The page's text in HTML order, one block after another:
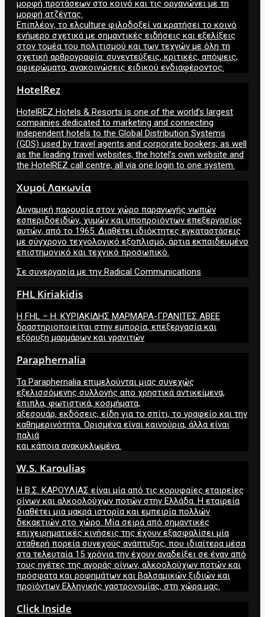
μορφή προτάσεων στο κοινό και τις οργανώνει με τη
μορφή ατζέντας.
Επιπλέον, το ελculture φιλοδοξεί να κρατήσει το κοινό
ενήμερο σχετικά με σημαντικές ειδήσεις και εξελίξεις
στον τομέα του πολιτισμού και των τεχνών με όλη τη
σχετική αρθρογραφία: συνεντεύξεις, κριτικές, απόψεις,
αφιερώματα, ανακοινώσεις ειδικού ενδιαφέροντος.
HotelRez
HotelREZ Hotels & Resorts is one of the world’s largest
companies dedicated to marketing and connecting
independent hotels to the Global Distribution Systems
(GDS) used by travel agents and corporate bookers; as well
as the leading travel websites, the hotel’s own website and
the HotelREZ call centre, all via one login to one system.
Χυμοί Λακωνία
Δυναμική παρουσία στον χώρο παραγωγής νωπών
εσπεριδοειδών, χυμών και υποπροϊόντων επεξεργασίας
αυτών, από το 1965. Διαθέτει ιδιόκτητες εγκαταστάσεις
με σύγχρονο τεχνολογικό εξοπλισμό, άρτια εκπαιδευμένο
επιστημονικό και τεχνικό προσωπικό.
Σε συνεργασία με την Radical Communications
FHL Kiriakidis
Η FHL – Η. ΚΥΡΙΑΚΙΔΗΣ ΜΑΡΜΑΡΑ-ΓΡΑΝΙΤΕΣ ΑΒΕΕ
δραστηριοποιείται στην εμπορία, επεξεργασία και
εξόρυξη μαρμάρων και γρανιτών
Paraphernalia
Τα Paraphernalia επιμελούνται μιας συνεχώς
εξελισσόμενης συλλογής απο χρηστικά αντικείμενα,
έπιπλα, φωτιστικά, κοσμήματα,
αξεσουάρ, εκδόσεις, είδη για το σπίτι, το γραφείο και την
καθημερινότητα. Ορισμένα είναι καινούρια, άλλα είναι
παλιά
και κάποια ανακυκλωμένα.
W.S. Karoulias
Η Β.Σ. ΚΑΡΟΥΛΙΑΣ είναι μία από τις κορυφαίες εταιρείες
οίνων και αλκοολούχων ποτών στην Ελλάδα. Η εταιρεία
διαθέτει μια μακρά ιστορία και εμπειρία πολλών
δεκαετιών στο χώρο. Μία σειρά από σημαντικές
επιχειρηματικές κινήσεις της έχουν εξασφαλίσει μία
σταθερή πορεία συνεχούς ανάπτυξης, που ιδιαίτερα μέσα
στα τελευταία 15 χρόνια την έχουν αναδείξει σε έναν από
τους ηγέτες της αγοράς οίνων, αλκοολούχων ποτών και
πρόσφατα και ρoφημάτων και βαλσαμικών ξιδιών και
προϊόντων Ελληνικής γαστρονομίας, στη χώρα μας.
Click Inside